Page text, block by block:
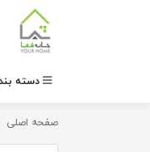
دسته
صفحه اصلی
لوستر